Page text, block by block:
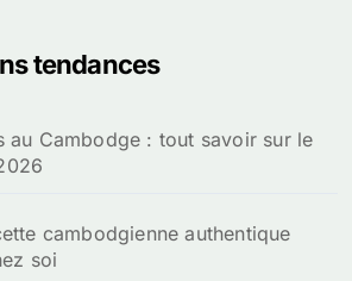
tendances
au Cambodge : tout savoir sur le
cambodgienne authentique
soi